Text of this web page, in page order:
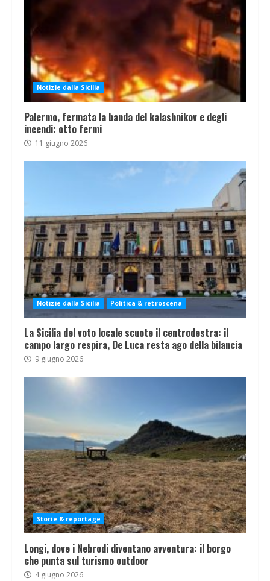
Notizie dalla Sicilia
Palermo, fermata la banda del kalashnikov e degli
incendi: otto fermi
11 giugno 2026
Notizie dalla Sicilia Politica & retroscena
La Sicilia del voto locale scuote il centrodestra: il
campo largo respira, De Luca resta ago della bilancia
9 giugno 2026
Storie & reportage
Longi, dove i Nebrodi diventano avventura: il borgo
che punta sul turismo outdoor
4 giugno 2026